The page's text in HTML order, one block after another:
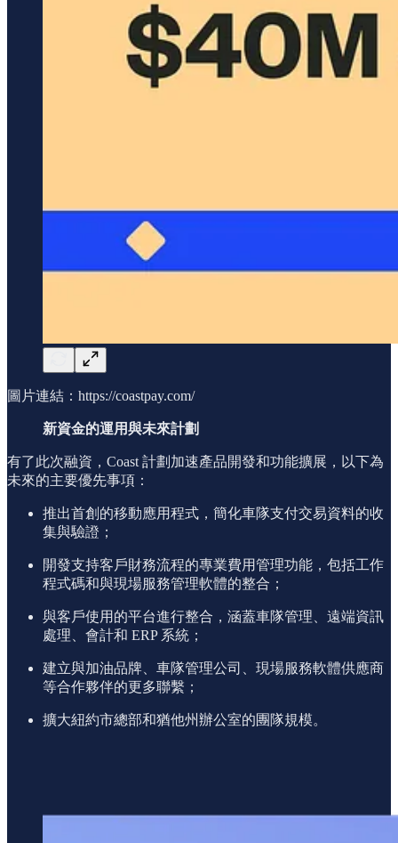
圖片連結：https://coastpay.com/
新資金的運用與未來計劃
有了此次融資，Coast 計劃加速產品開發和功能擴展，以下為
未來的主要優先事項：
推出首創的移動應用程式，簡化車隊支付交易資料的收
集與驗證；
開發支持客戶財務流程的專業費用管理功能，包括工作
程式碼和與現場服務管理軟體的整合；
與客戶使用的平台進行整合，涵蓋車隊管理、遠端資訊
處理、會計和 ERP 系統；
建立與加油品牌、車隊管理公司、現場服務軟體供應商
等合作夥伴的更多聯繫；
擴大紐約市總部和猶他州辦公室的團隊規模。